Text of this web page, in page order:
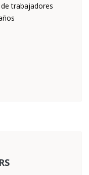
trabajadores